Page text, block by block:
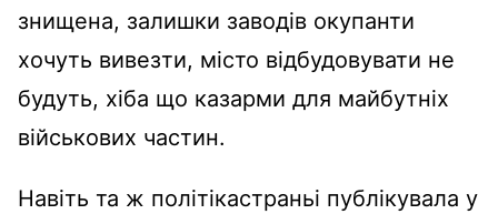
знищена, залишки заводів окупанти
хочуть вивезти, місто відбудовувати не
будуть, хіба що казарми для майбутніх
військових частин.
Навіть та ж політікастраньі публікувала у